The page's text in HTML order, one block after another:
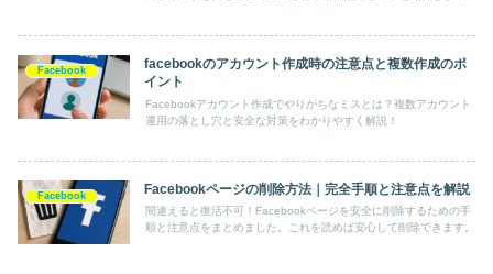
Facebook
facebookのアカウント作成時の注意点と複数作成のポ
イント
Facebookアカウント作成でやりがちなミスとは？複数アカウント
運用の落とし穴と安全な対策をわかりやすく解説！
Facebook Facebookページの削除方法｜完全手順と注意点を解説
間違えると復活不可！Facebookページを安全に削除するための手
順と注意点をまとめました。これを読めば安心して削除できます。